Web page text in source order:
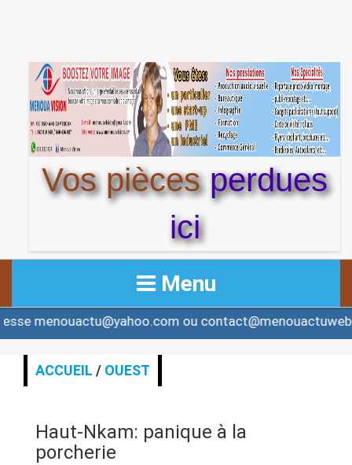
Vos piècesperdues
ici
Menu
ACCUEIL
ACTUALITE
ou contact@menouactuweb.com >>
ACCUEIL / OUEST
Haut-Nkam: panique à la
porcherie